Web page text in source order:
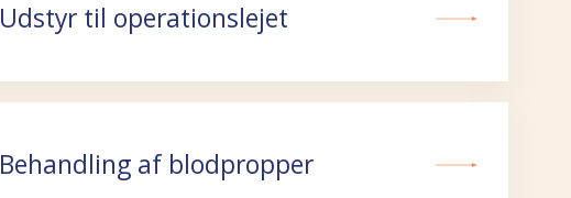
Udstyr til operationslejet
Behandling af blodpropper